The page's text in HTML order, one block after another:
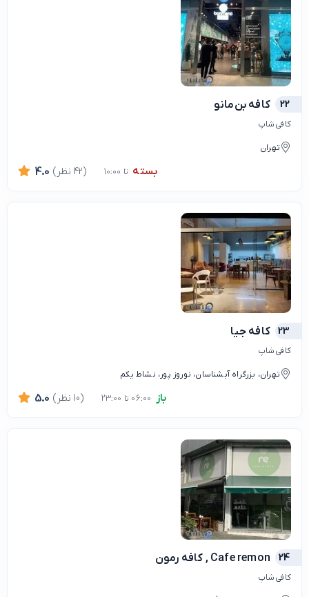
22 کافه بن‌مانو
کافی شاپ
تهران
بسته تا 10:00 4.0 (42 نظر)
23 کافه جیا
کافی شاپ
تهران، بزرگراه آبشناسان، نوروز پور، نشاط یکم
باز 5.0 (10 نظر)
24 Cafe remon , کافه رمون
کافی شاپ